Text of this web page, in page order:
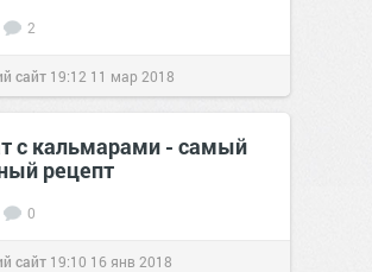
2
сайт 19:12 11 мар 2018
с кальмарами - самый
рецепт
0
сайт 19:10 16 янв 2018